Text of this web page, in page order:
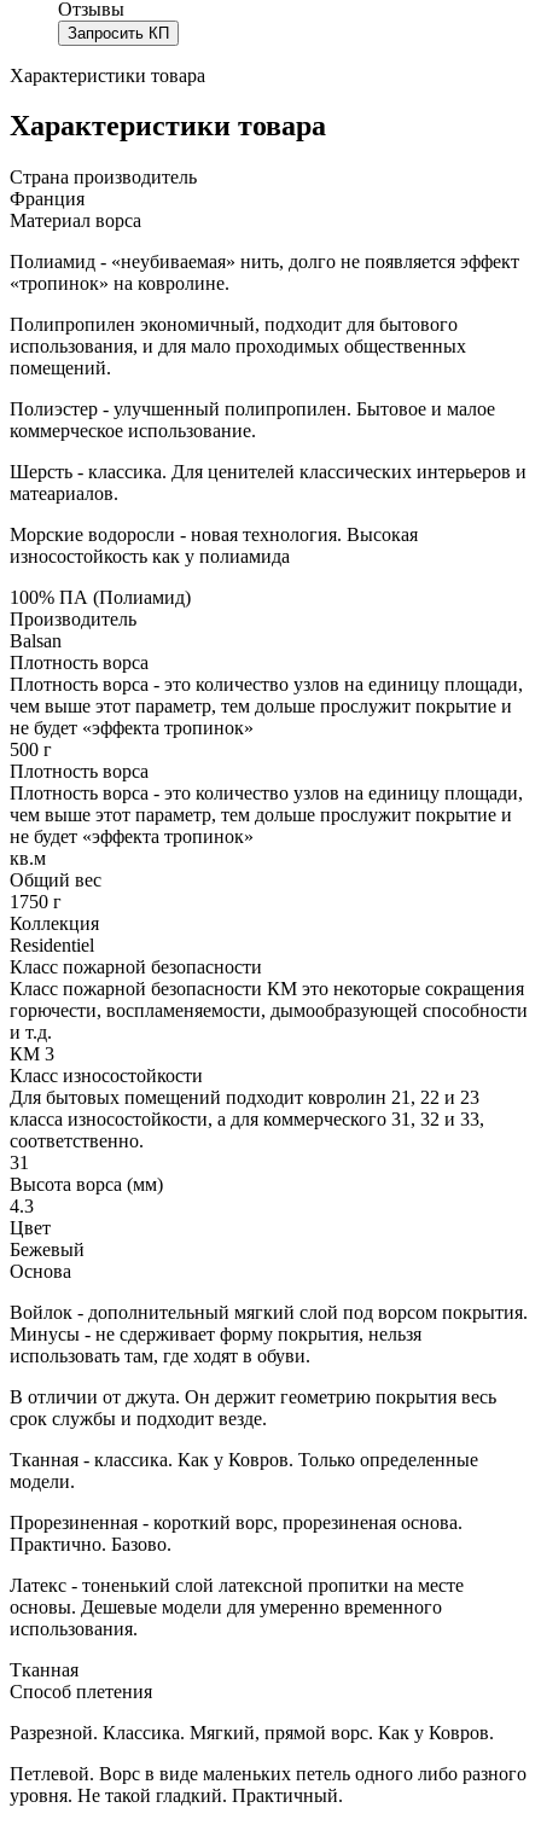
Отзывы
Запросить КП
Характеристики товара
Характеристики товара
Страна производитель
Франция
Материал ворса
Полиамид - «неубиваемая» нить, долго не появляется эффект
«тропинок» на ковролине.
Полипропилен экономичный, подходит для бытового
использования, и для мало проходимых общественных
помещений.
Полиэстер - улучшенный полипропилен. Бытовое и малое
коммерческое использование.
Шерсть - классика. Для ценителей классических интерьеров и
матеариалов.
Морские водоросли - новая технология. Высокая
износостойкость как у полиамида
100% ПА (Полиамид)
Производитель
Balsan
Плотность ворса
Плотность ворса - это количество узлов на единицу площади,
чем выше этот параметр, тем дольше прослужит покрытие и
не будет «эффекта тропинок»
500 г
Плотность ворса
Плотность ворса - это количество узлов на единицу площади,
чем выше этот параметр, тем дольше прослужит покрытие и
не будет «эффекта тропинок»
кв.м
Общий вес
1750 г
Коллекция
Residentiel
Класс пожарной безопасности
Класс пожарной безопасности КМ это некоторые сокращения
горючести, воспламеняемости, дымообразующей способности
и т.д.
КМ 3
Класс износостойкости
Для бытовых помещений подходит ковролин 21, 22 и 23
класса износостойкости, а для коммерческого 31, 32 и 33,
соответственно.
31
Высота ворса (мм)
4.3
Цвет
Бежевый
Основа
Войлок - дополнительный мягкий слой под ворсом покрытия.
Минусы - не сдерживает форму покрытия, нельзя
использовать там, где ходят в обуви.
В отличии от джута. Он держит геометрию покрытия весь
срок службы и подходит везде.
Тканная - классика. Как у Ковров. Только определенные
модели.
Прорезиненная - короткий ворс, прорезиненая основа.
Практично. Базово.
Латекс - тоненький слой латексной пропитки на месте
основы. Дешевые модели для умеренно временного
использования.
Тканная
Способ плетения
Разрезной. Классика. Мягкий, прямой ворс. Как у Ковров.
Петлевой. Ворс в виде маленьких петель одного либо разного
уровня. Не такой гладкий. Практичный.